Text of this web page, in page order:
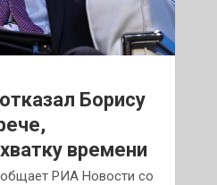
Борису
времени
РИА Новости со